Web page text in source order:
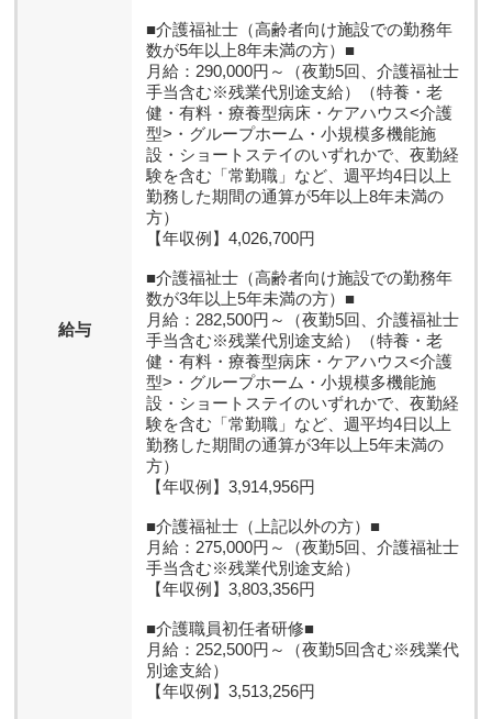
給与
■介護福祉士（高齢者向け施設での勤務年
数が5年以上8年未満の方）■
月給：290,000円～（夜勤5回、介護福祉士
手当含む※残業代別途支給）（特養・老
健・有料・療養型病床・ケアハウス<介護
型>・グループホーム・小規模多機能施
設・ショートステイのいずれかで、夜勤経
験を含む「常勤職」など、週平均4日以上
勤務した期間の通算が5年以上8年未満の
方）
【年収例】4,026,700円
■介護福祉士（高齢者向け施設での勤務年
数が3年以上5年未満の方）■
月給：282,500円～（夜勤5回、介護福祉士
手当含む※残業代別途支給）（特養・老
健・有料・療養型病床・ケアハウス<介護
型>・グループホーム・小規模多機能施
設・ショートステイのいずれかで、夜勤経
験を含む「常勤職」など、週平均4日以上
勤務した期間の通算が3年以上5年未満の
方）
【年収例】3,914,956円
■介護福祉士（上記以外の方）■
月給：275,000円～（夜勤5回、介護福祉士
手当含む※残業代別途支給）
【年収例】3,803,356円
■介護職員初任者研修■
月給：252,500円～（夜勤5回含む※残業代
別途支給）
【年収例】3,513,256円